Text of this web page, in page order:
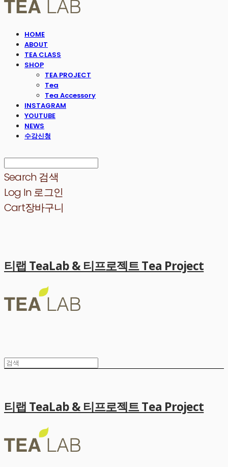
HOME
ABOUT
TEA CLASS
SHOP
TEA PROJECT
Tea
Tea Accessory
INSTAGRAM
YOUTUBE
NEWS
수강신청
Search검색
Log In로그인
Cart장바구니
티랩 TeaLab & 티프로젝트 Tea Project
티랩 TeaLab & 티프로젝트 Tea Project